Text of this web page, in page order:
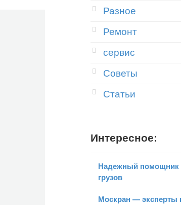
Разное
Ремонт
сервис
Советы
Статьи
Интересное:
Надежный помощник
грузов
Москран — эксперты